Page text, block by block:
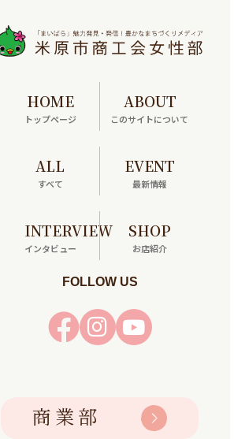
HOME
トップページ
ABOUT
このサイトについて
ALL
すべて
EVENT
最新情報
INTERVIEW
インタビュー
SHOP
お店紹介
FOLLOW US
商業部